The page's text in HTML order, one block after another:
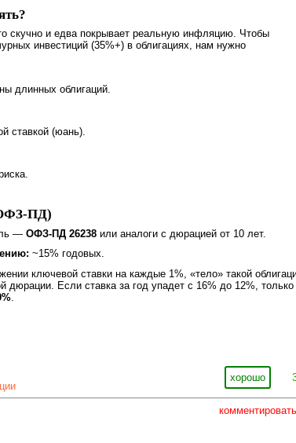
скучно и едва покрывает реальную инфляцию. Чтобы
инвестиций (35%+) в облигациях, нам нужно
длинных облигаций.
ставкой (юань).
ПД)
— ОФЗ-ПД 26238 или аналоги с дюрацией от 10 лет.
~15% годовых.
ключевой ставки на каждые 1%, «тело» такой
дюрации. Если ставка за год упадет с 16% до 12%, только
хорошо
комментировать